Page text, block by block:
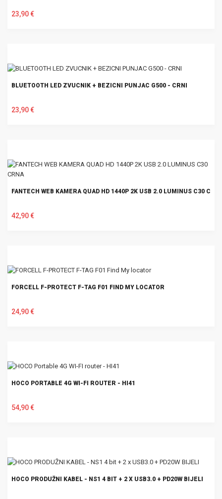
23,90 €
BLUETOOTH LED ZVUCNIK + BEZICNI PUNJAC G500 - CRNI
23,90 €
FANTECH WEB KAMERA QUAD HD 1440P 2K USB 2.0 LUMINUS C30
42,90 €
FORCELL F-PROTECT F-TAG F01 FIND MY LOCATOR
24,90 €
HOCO PORTABLE 4G WI-FI ROUTER - HI41
54,90 €
HOCO PRODUŽNI KABEL - NS1 4 BIT + 2 X USB3.0 + PD20W BIJELI